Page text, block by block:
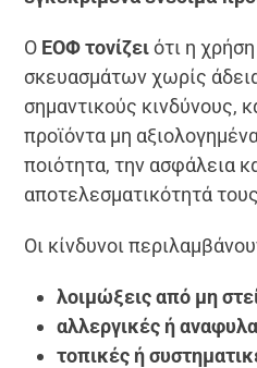
Ο ΕΟΦ τονίζειότι η
σκευασμάτων χωρίς
σημαντικούς κινδύνους,
προϊόντα μη
ποιότητα, την ασφάλεια
αποτελεσματικότητά
Οι κίνδυνοι
λοιμώξεις από μη
αλλεργικές ή
τοπικές ή